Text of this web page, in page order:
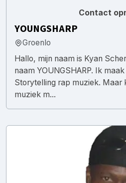
Contact
YOUNGSHARP
Groenlo
Hallo, mijn naam is Kyan
naam YOUNGSHARP. Ik
Storytelling rap muziek. Maar
muziek m...